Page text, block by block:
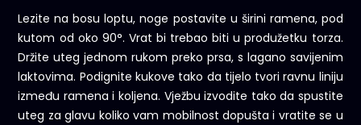
Lezite na bosu loptu, noge postavite u širini ramena, pod
kutom od oko 90°. Vrat bi trebao biti u produžetku torza.
Držite uteg jednom rukom preko prsa, s lagano savijenim
laktovima. Podignite kukove tako da tijelo tvori ravnu liniju
između ramena i koljena. Vježbu izvodite tako da spustite
uteg za glavu koliko vam mobilnost dopušta i vratite se u